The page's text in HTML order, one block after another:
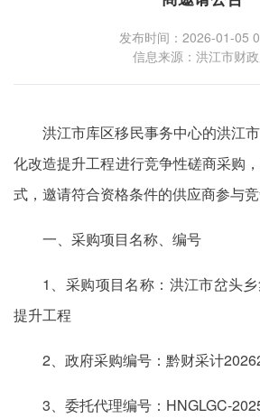
发布时间：2026-01-05
信息来源：洪江市财
洪江市库区移民事务中心的洪江
化改造提升工程进行竞争性磋商采购
式，邀请符合资格条件的供应商参与竞
一、采购项目名称、编号
1、采购项目名称：洪江市岔头
提升工程
2、政府采购编号：黔财采计
3、委托代理编号：HNGLGC-